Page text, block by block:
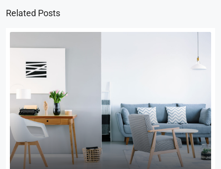
Related Posts